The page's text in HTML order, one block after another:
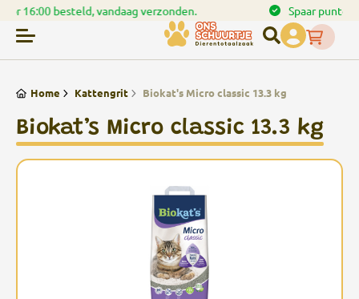
Spaar punten bij uw bestellingen
Home Kattengrit Biokat's Micro classic 13.3 kg
Biokat’s Micro classic 13.3 kg